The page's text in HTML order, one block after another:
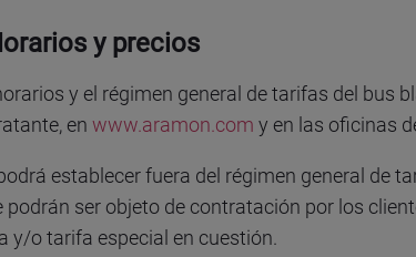
y precios
y el régimen general de tarifas del bus
enwww.aramon.com y en las oficinas
establecer fuera del régimen general de
podrán ser objeto de contratación por los
y/o tarifa especial en cuestión.